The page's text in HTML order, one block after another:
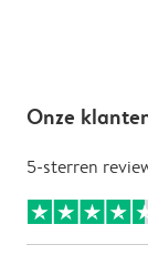
Onze
5-sterren